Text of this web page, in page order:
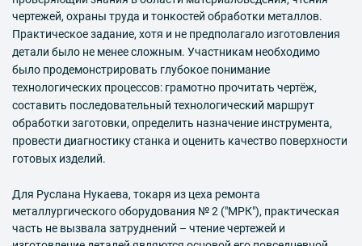
чертежей, охраны труда и тонкостей обработки металлов.
Практическое задание, хотя и не предполагало изготовления
детали было не менее сложным. Участникам необходимо
было продемонстрировать глубокое понимание
технологических процессов: грамотно прочитать чертёж,
составить последовательный технологический маршрут
обработки заготовки, определить назначение инструмента,
провести диагностику станка и оценить качество поверхности
готовых изделий.
Для Руслана Нукаева, токаря из цеха ремонта
металлургического оборудования № 2 ("МРК"), практическая
часть не вызвала затруднений – чтение чертежей и